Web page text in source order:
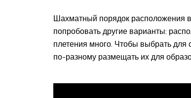
Шахматный порядок расположения
попробовать другие варианты:
плетения много. Чтобы выбрать для
по-разному размещать их для